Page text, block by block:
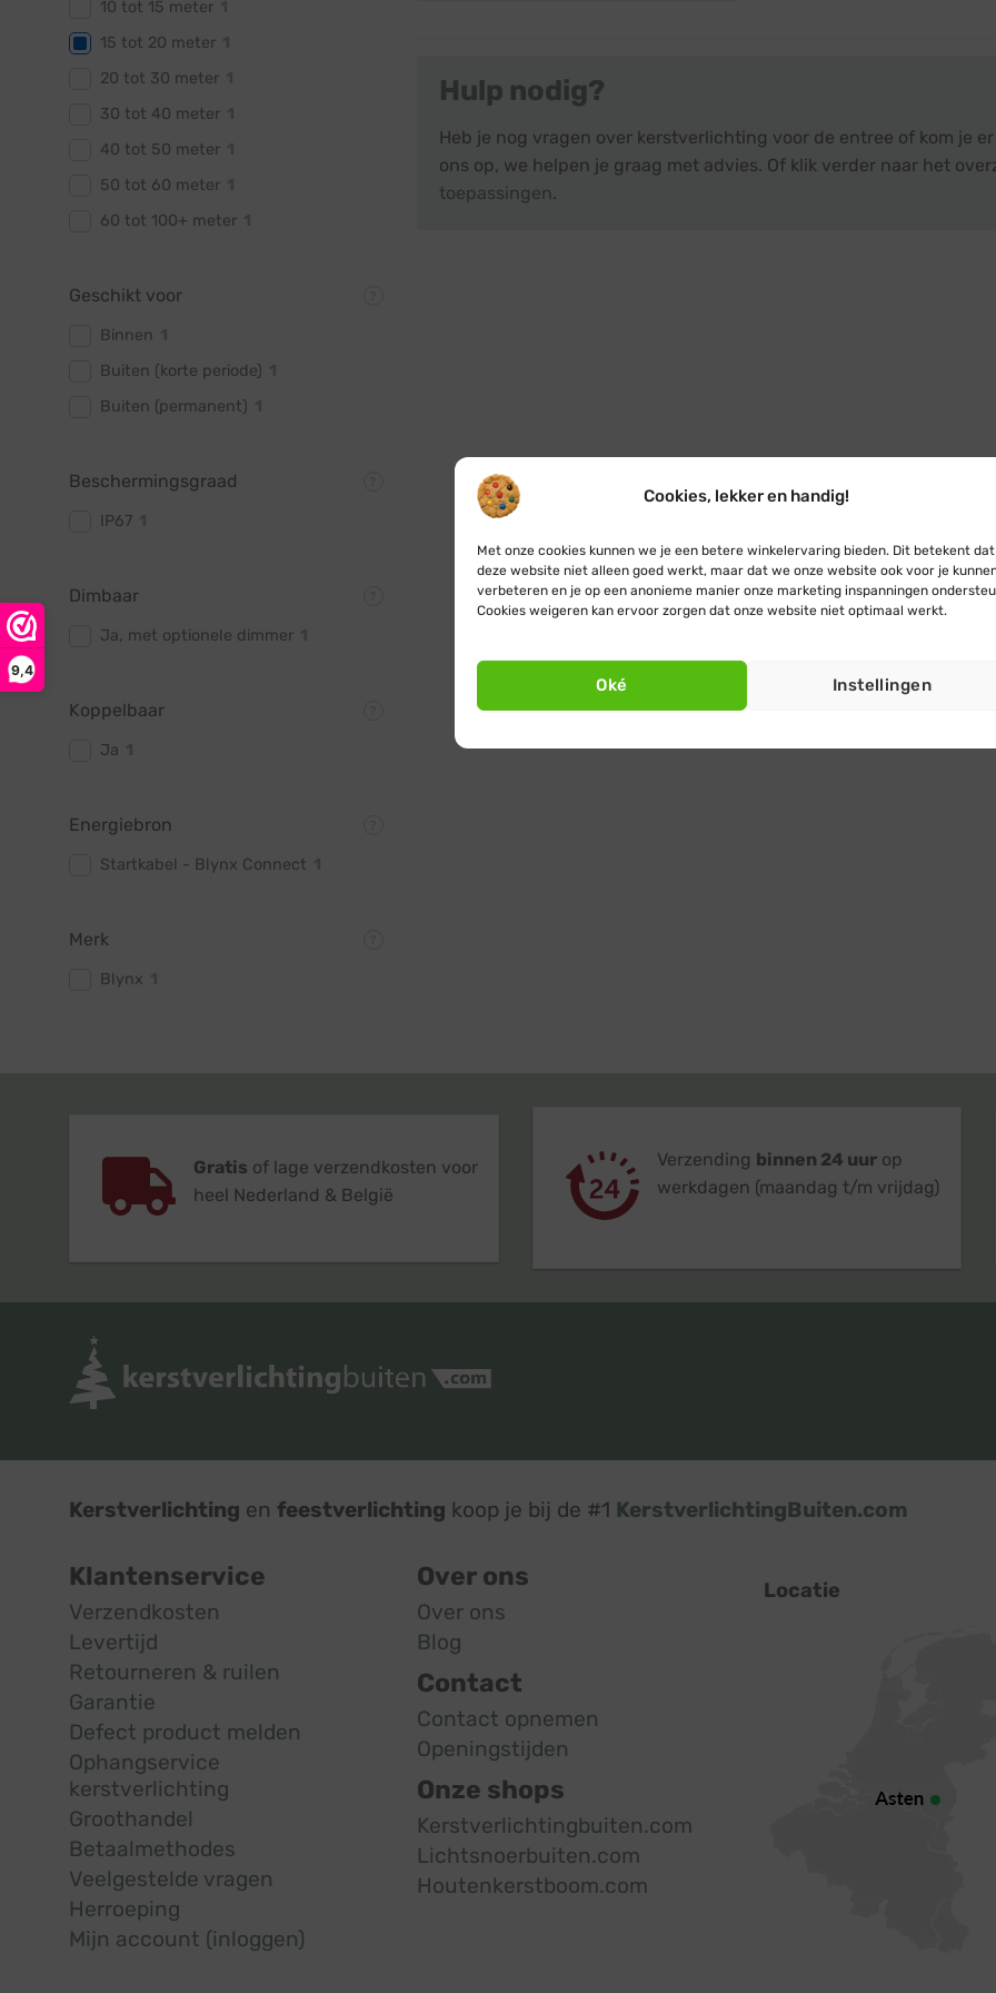
Cookies, lekker en handig!
Met onze cookies kunnen we je een betere winkelervaring bieden. Dit betekent dat
deze website niet alleen goed werkt, maar dat we onze website ook voor je
verbeteren en je op een anonieme manier onze marketing inspanningen
Cookies weigeren kan ervoor zorgen dat onze website niet optimaal werkt.
Oké Instellingen
9,4
10 tot 15 meter
15 tot 20 meter
20 tot 30 meter
30 tot 40 meter
40 tot 50 meter
50 tot 60 meter
60 tot 100+ meter
Geschikt voor
Binnen
Buiten (korte periode)
Buiten (permanent)
Beschermingsgraad
IP67
Dimbaar
Ja, met optionele dimmer
Koppelbaar
Ja
Energiebron
Startkabel - Blynx Connect
Merk
Blynx
Hulp nodig?
Heb je nog vragen over kerstverlichting voor de entree of kom je
ons op, we helpen je graag met advies. Of klik verder naar het
toepassingen.
Gratis of lage verzendkosten voor
heel Nederland & België
Verzending binnen 24 uurop
werkdagen (maandag t/m vrijdag)
Kerstverlichting en feestverlichting koop je bij de #1 KerstverlichtingBuiten.com
Klantenservice
Verzendkosten
Levertijd
Retourneren & ruilen
Garantie
Defect product melden
Ophangservice
kerstverlichting
Groothandel
Betaalmethodes
Veelgestelde vragen
Herroeping
Mijn account (inloggen)
Over ons
Over ons
Blog
Contact
Contact opnemen
Openingstijden
Onze shops
Kerstverlichtingbuiten.com
Lichtsnoerbuiten.com
Houtenkerstboom.com
Locatie